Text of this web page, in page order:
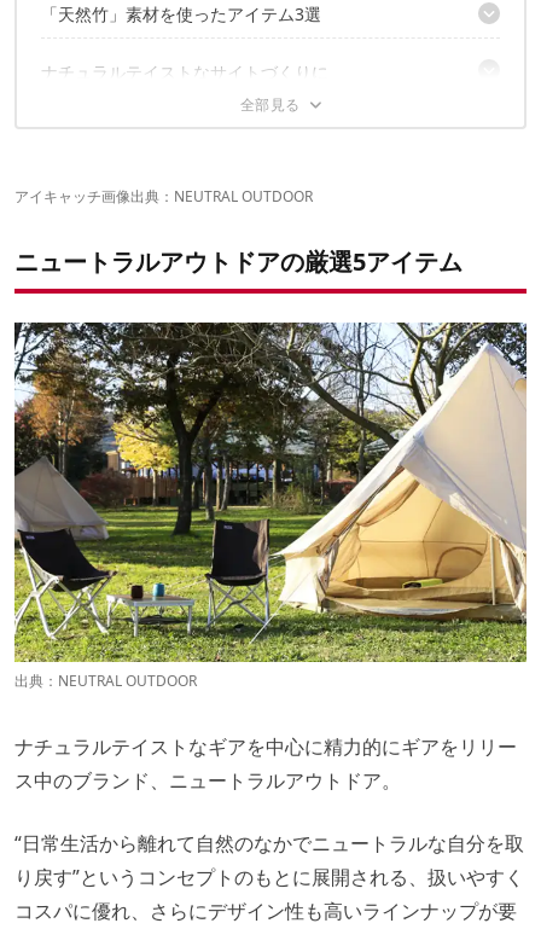
オフロードキャリアワゴン
クロスファイヤスタンド
「天然竹」素材を使ったアイテム3選
バタフライバンブーテーブル
バンブーキッチンカウンター
バンブーテーブル（M2,L,LL）
ナチュラルテイストなサイトづくりに
DOD（ドッペルギャンガーアウトドア）の間違いないアイテムも
アイキャッチ画像出典： NEUTRAL OUTDOOR
ニュートラルアウトドアの厳選5アイテム
出典： NEUTRAL OUTDOOR
ナチュラルテイストなギアを中心に精力的にギアをリリー
ス中のブランド、ニュートラルアウトドア。
“日常生活から離れて自然のなかでニュートラルな自分を取
り戻す”というコンセプトのもとに展開される、扱いやすく
コスパに優れ、さらにデザイン性も高いラインナップが要